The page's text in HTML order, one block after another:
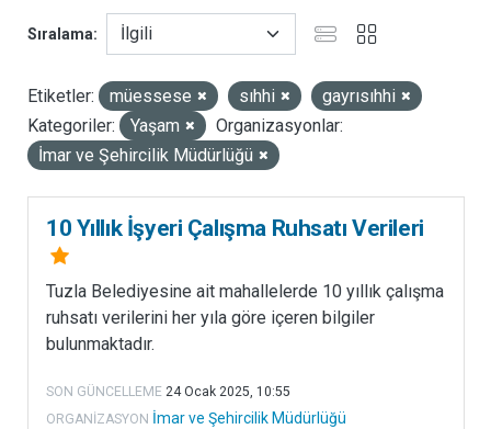
ETIKETLER
LISANSLAR
Sıralama
Etiketler: müessese sıhhi
gayrısıhhi
Kategoriler:
Yaşam
Organizasyonlar:
İmar ve Şehircilik Müdürlüğü
10 Yıllık İşyeri Çalışma Ruhsatı Verileri
Tuzla Belediyesine ait mahallelerde 10 yıllık çalışma
ruhsatı verilerini her yıla göre içeren bilgiler
bulunmaktadır.
SON GÜNCELLEME 24 Ocak 2025, 10:55
ORGANIZASYON İmar ve Şehircilik Müdürlüğü